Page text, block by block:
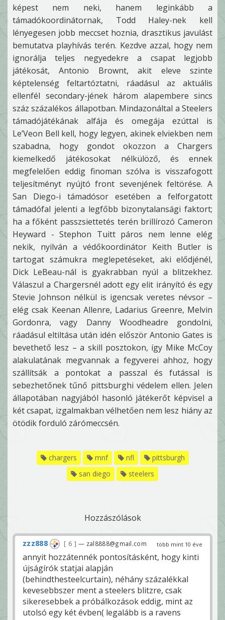
képest nem neki, hanem leginkább a
támadókoordinátornak, Todd Haley-nek kell
lényegesen jobb meccset hoznia, drasztikus javulást
bemutatva playhívás terén. Kezdve azzal, hogy nem
ignorálja teljes negyedekre a csapat legjobb
játékosát, Antonio Brownt, akit eleve szinte
képtelenség feltartóztatni, ráadásul az aktuális
ellenfél secondary-jének három alapembere sincs
száz százalékos állapotban. Mindazonáltal a Steelers
támadójátékának alfája és omegája ezúttal is
Le’Veon Bell kell, hogy legyen, akinek elviekben nem
szabadna, hogy gondot okozzon a Chargers
kiemelkedő játékosokat nélkülöző, és ennek
megfelelően eddig finoman szólva is visszafogott
teljesítményt nyújtó front sevenjének feltörése. A
San Diego-i támadósor esetében a felforgatott
támadófal jelenti a legfőbb bizonytalansági faktort;
ha a főként passzsiettetés terén brillírozó Cameron
Heyward - Stephon Tuitt páros nem lenne elég
nekik, nyilván a védőkoordinátor Keith Butler is
tartogat számukra meglepetéseket, aki elődjénél,
Dick LeBeau-nál is gyakrabban nyúl a blitzekhez.
Válaszul a Chargersnél adott egy elit irányító és egy
Stevie Johnson nélkül is igencsak veretes névsor –
elég csak Keenan Allenre, Ladarius Greenre, Melvin
Gordonra, vagy Danny Woodheadre gondolni,
ráadásul eltiltása után idén először Antonio Gates is
bevethető lesz – a skill posztokon, így Mike McCoy
alakulatának megvannak a fegyverei ahhoz, hogy
szállítsák a pontokat a passzal és futással is
sebezhetőnek tűnő pittsburghi védelem ellen. Jelen
állapotában nagyjából hasonló játékerőt képvisel a
két csapat, izgalmakban vélhetően nem lesz hiány az
ötödik forduló zárómeccsén.
chargers mnf nfl
pittsburgh
san diego
steelers
Hozzászólások
több mint 10 éve
zzz888 6 — zal8888@gmail.com
annyit hozzátennék pontosításként, hogy kinti
újságírók statjai alapján
(behindthesteelcurtain), néhány százalékkal
kevesebbszer ment a steelers blitzre, csak
sikeresebbek a próbálkozások eddig, mint az
utolsó egy két évben( legalább is a ravens